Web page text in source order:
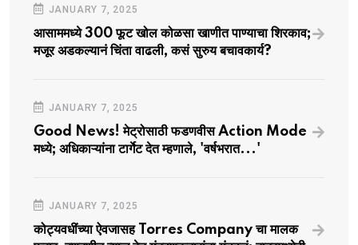
JANUARY 7, 2025
आसाममध्ये 300 फूट खोल कोळसा खाणीत पाण्याचा शिरकाव;
मजूर अडकल्यानं चिंता वाढली, कसं सुरुय बचावकार्य?
JANUARY 7, 2025
Good News! मेट्रोसाठी फडणवीस Action Mode
मध्ये; अधिकाऱ्यांना टार्गेट देत म्हणाले, 'वर्षभरात...'
JANUARY 7, 2025
कोट्यवधींच्या ऐवजासह Torres Company चा मालक